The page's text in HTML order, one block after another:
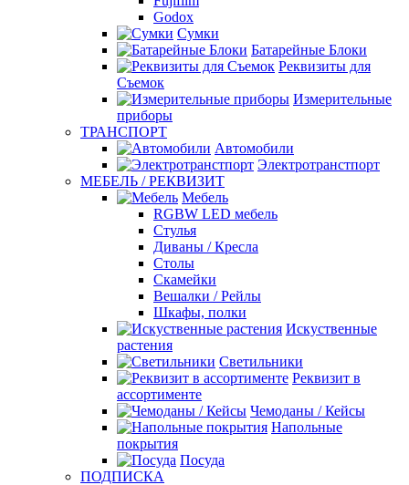
Godox
Сумки
Батарейные Блоки
Реквизиты для
Съемок
Измерительные
приборы
ТРАНСПОРТ
Автомобили
Электротранстпорт
МЕБЕЛЬ / РЕКВИЗИТ
Мебель
RGBW LED мебель
Стулья
Диваны / Кресла
Столы
Скамейки
Вешалки / Рейлы
Шкафы, полки
Искуственные
растения
Светильники
Реквизит в
ассортименте
Чемоданы / Кейсы
Напольные
покрытия
Посуда
ПОДПИСКА